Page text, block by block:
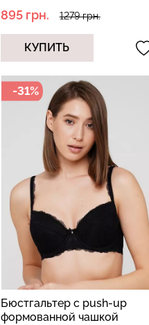
895 грн. 1279 грн.
КУПИТЬ
-31%
Бюстгальтер с push-up
формованной чашкой